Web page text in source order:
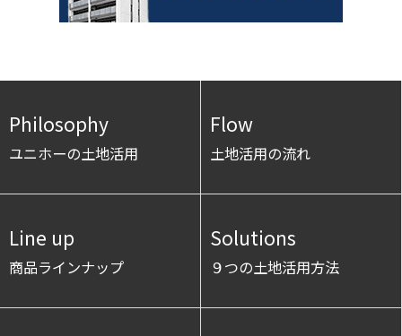
Philosophy
ユニホーの土地活用
Flow
土地活用の流れ
Line up
商品ラインナップ
Solutions
９つの土地活用方法